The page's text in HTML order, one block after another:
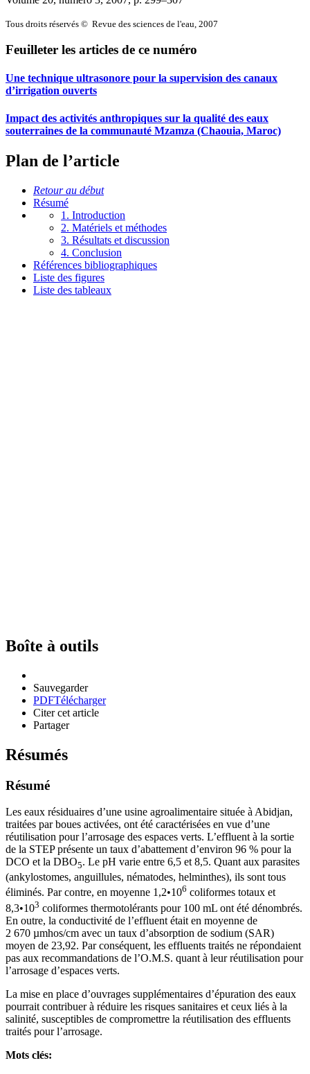
Tous droits réservés © Revue des sciences de l'eau, 2007
Feuilleter les articles de ce numéro
Une technique ultrasonore pour la supervision des canaux
d’irrigation ouverts
Impact des activités anthropiques sur la qualité des eaux
souterraines de la communauté Mzamza (Chaouia, Maroc)
Plan de l’article
Retour au début
Résumé
1. Introduction
2. Matériels et méthodes
3. Résultats et discussion
4. Conclusion
Références bibliographiques
Liste des figures
Liste des tableaux
Boîte à outils
Sauvegarder
PDFTélécharger
Citer cet article
Partager
Résumés
Résumé
Les eaux résiduaires d’une usine agroalimentaire située à Abidjan,
traitées par boues activées, ont été caractérisées en vue d’une
réutilisation pour l’arrosage des espaces verts. L’effluent à la sortie
de la STEP présente un taux d’abattement d’environ 96 % pour la
DCO et la DBO5. Le pH varie entre 6,5 et 8,5. Quant aux parasites
(ankylostomes, anguillules, nématodes, helminthes), ils sont tous
éliminés. Par contre, en moyenne 1,2•106 coliformes totaux et
8,3•103 coliformes thermotolérants pour 100 mL ont été dénombrés.
En outre, la conductivité de l’effluent était en moyenne de
2 670 µmhos/cm avec un taux d’absorption de sodium (SAR)
moyen de 23,92. Par conséquent, les effluents traités ne répondaient
pas aux recommandations de l’O.M.S. quant à leur réutilisation pour
l’arrosage d’espaces verts.
La mise en place d’ouvrages supplémentaires d’épuration des eaux
pourrait contribuer à réduire les risques sanitaires et ceux liés à la
salinité, susceptibles de compromettre la réutilisation des effluents
traités pour l’arrosage.
Mots clés: